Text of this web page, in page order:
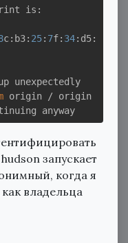
is:
c:b3: 25: 7f: 34:d5:
unexpectedly
origin / origin
запускает
когда я
владельца